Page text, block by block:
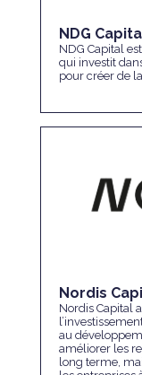
NDG
NDG Capital
qui investit
pour créer de
Nordis
Nordis Capital
au
améliorer les
long terme,